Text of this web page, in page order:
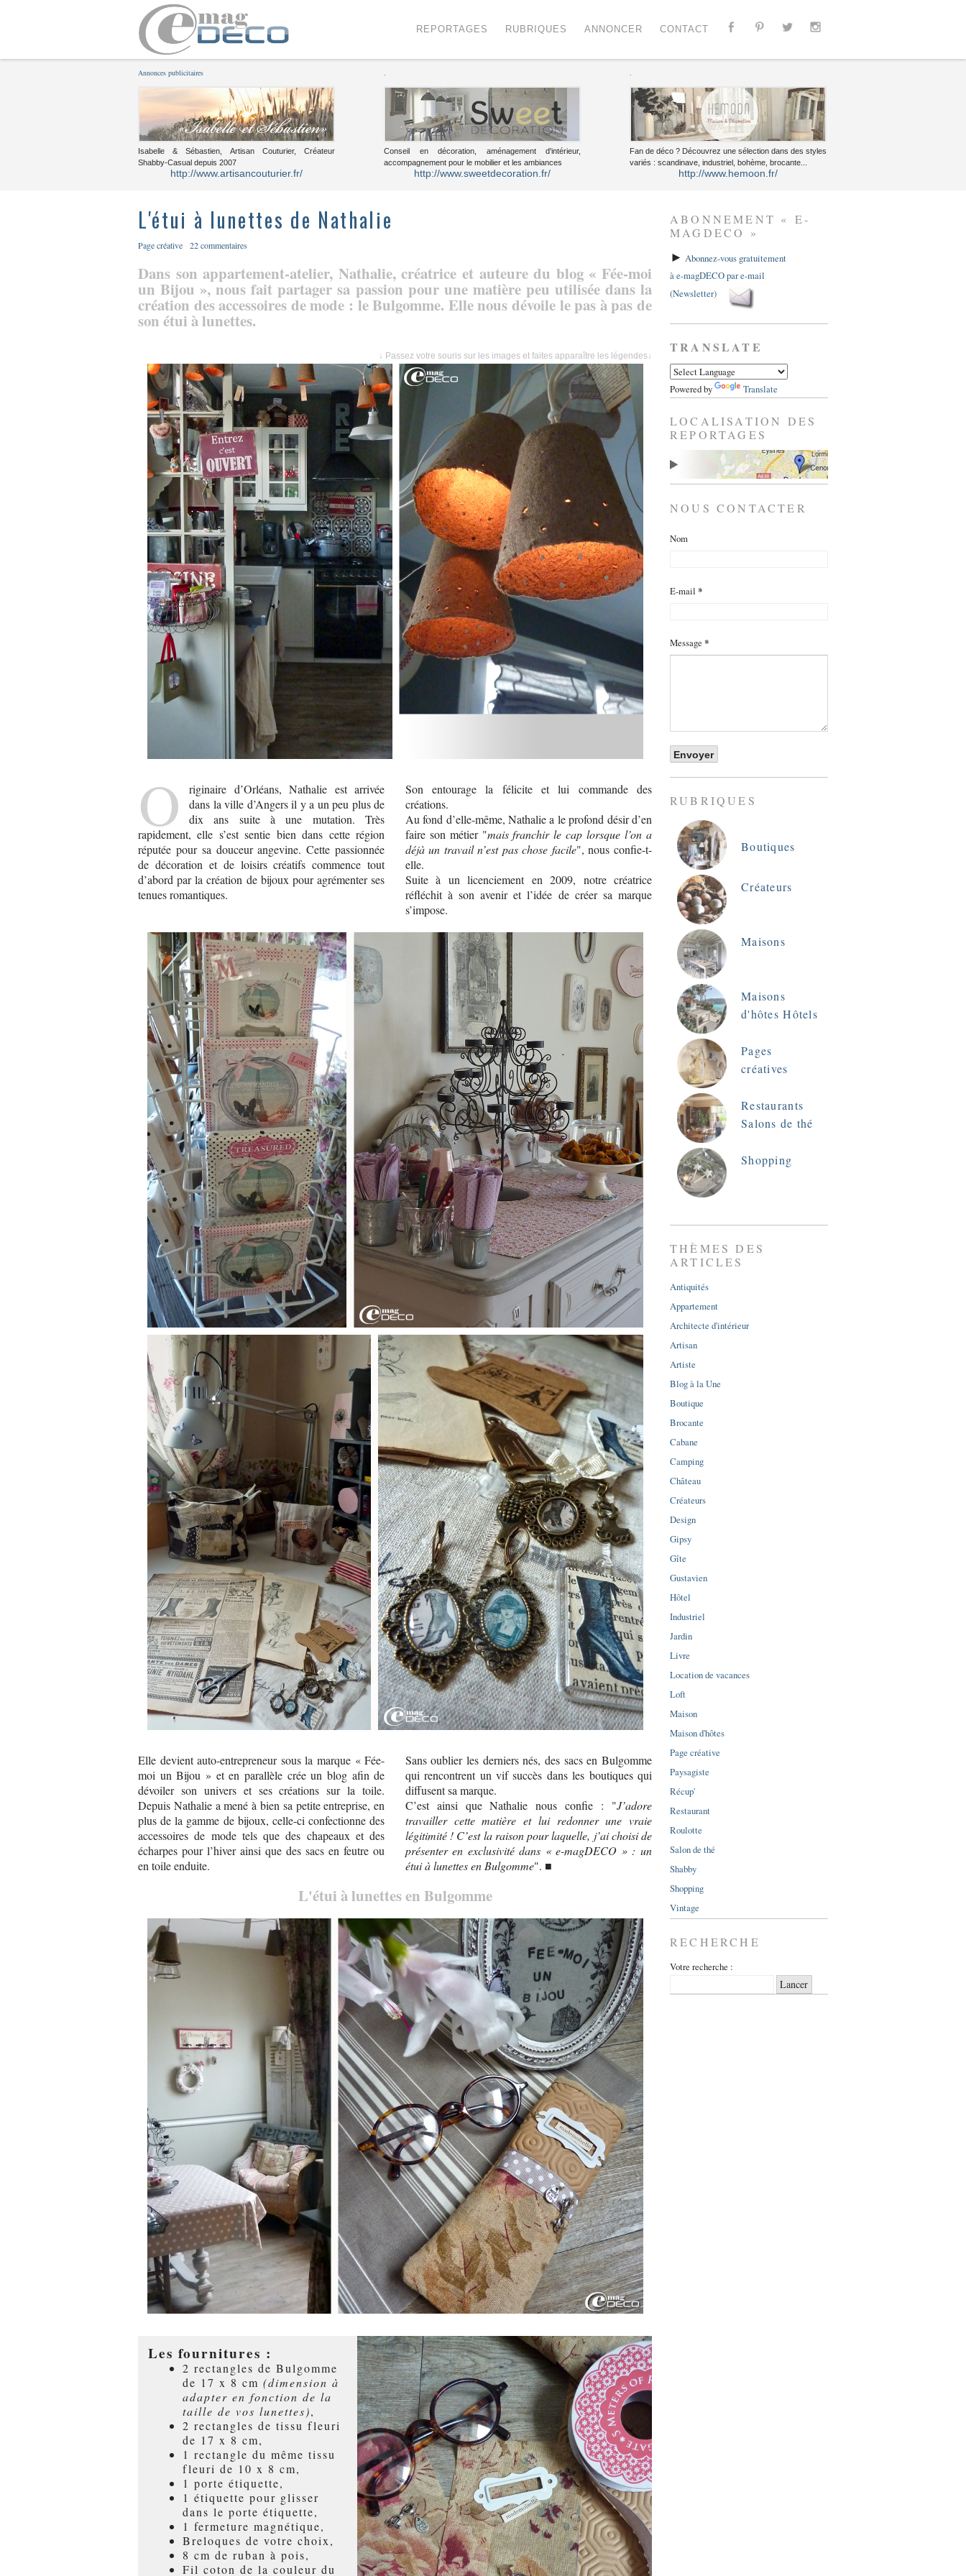
REPORTAGES RUBRIQUES ANNONCER CONTACT
Annonces publicitaires
Isabelle & Sébastien, Artisan Couturier, Créateur
Shabby-Casual depuis 2007
http://www.artisancouturier.fr/
Conseil en décoration, aménagement d'intérieur,
accompagnement pour le mobilier et les ambiances
http://www.sweetdecoration.fr/
Fan de déco ? Découvrez une sélection dans des styles
variés : scandinave, industriel, bohème, brocante...
http://www.hemoon.fr/
L'étui à lunettes de Nathalie
Page créative 22 commentaires
Dans son appartement-atelier, Nathalie, créatrice et auteure du blog « Fée-moi
un Bijou », nous fait partager sa passion pour une matière peu utilisée dans la
création des accessoires de mode : le Bulgomme. Elle nous dévoile le pas à pas de
son étui à lunettes.
↓ Passez votre souris sur les images et faites apparaître les légendes↓
O
riginaire d’Orléans, Nathalie est arrivée
dans la ville d’Angers il y a un peu plus de
dix ans suite à une mutation. Très
rapidement, elle s’est sentie bien dans cette région
réputée pour sa douceur angevine. Cette passionnée
de décoration et de loisirs créatifs commence tout
d’abord par la création de bijoux pour agrémenter ses
tenues romantiques.
Son entourage la félicite et lui commande des
créations.
Au fond d’elle-même, Nathalie a le profond désir d’en
faire son métier "mais franchir le cap lorsque l’on a
déjà un travail n’est pas chose facile", nous confie-t-
elle.
Suite à un licenciement en 2009, notre créatrice
réfléchit à son avenir et l’idée de créer sa marque
s’impose.
Elle devient auto-entrepreneur sous la marque « Fée-
moi un Bijou » et en parallèle crée un blog afin de
dévoiler son univers et ses créations sur la toile.
Depuis Nathalie a mené à bien sa petite entreprise, en
plus de la gamme de bijoux, celle-ci confectionne des
accessoires de mode tels que des chapeaux et des
écharpes pour l’hiver ainsi que des sacs en feutre ou
en toile enduite.
Sans oublier les derniers nés, des sacs en Bulgomme
qui rencontrent un vif succès dans les boutiques qui
diffusent sa marque.
C’est ainsi que Nathalie nous confie : "J’adore
travailler cette matière et lui redonner une vraie
légitimité ! C’est la raison pour laquelle, j’ai choisi de
présenter en exclusivité dans « e-magDECO » : un
étui à lunettes en Bulgomme". ■
L'étui à lunettes en Bulgomme
Les fournitures :
2 rectangles de Bulgomme
de 17 x 8 cm (dimension à
adapter en fonction de la
taille de vos lunettes),
2 rectangles de tissu fleuri
de 17 x 8 cm,
1 rectangle du même tissu
fleuri de 10 x 8 cm,
1 porte étiquette,
1 étiquette pour glisser
dans le porte étiquette,
1 fermeture magnétique,
Breloques de votre choix,
8 cm de ruban à pois,
Fil coton de la couleur du
ABONNEMENT « E-
MAGDECO »
► Abonnez-vous gratuitement
à e-magDECO par e-mail
(Newsletter)
TRANSLATE
Powered by Translate
LOCALISATION DES
REPORTAGES
NOUS CONTACTER
Nom
E-mail *
Message *
RUBRIQUES
Boutiques
Créateurs
Maisons
Maisons
d'hôtes Hôtels
Pages
créatives
Restaurants
Salons de thé
Shopping
THÈMES DES
ARTICLES
Antiquités
Appartement
Architecte d'intérieur
Artisan
Artiste
Blog à la Une
Boutique
Brocante
Cabane
Camping
Château
Créateurs
Design
Gipsy
Gîte
Gustavien
Hôtel
Industriel
Jardin
Livre
Location de vacances
Loft
Maison
Maison d'hôtes
Page créative
Paysagiste
Récup'
Restaurant
Roulotte
Salon de thé
Shabby
Shopping
Vintage
RECHERCHE
Votre recherche :